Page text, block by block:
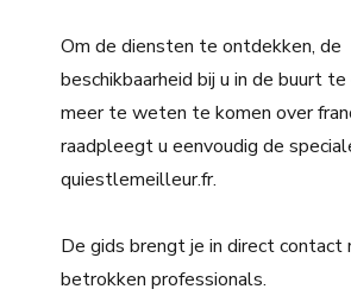
Om de diensten te ontdekken, de
beschikbaarheid bij u in de buurt
meer te weten te komen over
raadpleegt u eenvoudig de
quiestlemeilleur.fr.
De gids brengt je in direct contact
betrokken professionals.